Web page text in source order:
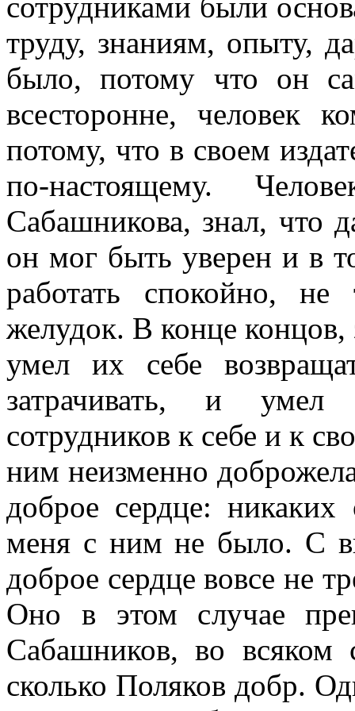
труду, знаниям, опыту,
было, потому что он
всесторонне, человек
потому, что в своем
по-настоящему.
Сабашникова, знал, что
он мог быть уверен и в
работать спокойно,
желудок. В конце концов,
умел их себе
затрачивать, и умел
сотрудников к себе и к
ним неизменно
доброе сердце:
меня с ним не было. С
доброе сердце вовсе не
Оно в этом случае
Сабашников, во всяком
сколько Поляков добр.